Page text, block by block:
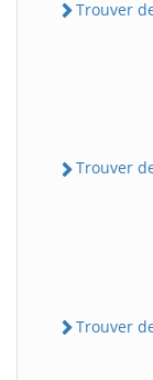
Trouver
Trouver
Trouver